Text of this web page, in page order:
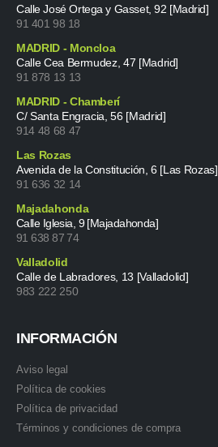
Calle José Ortega y Gasset, 92 [Madrid]
91 401 98 18
MADRID - Moncloa
Calle Cea Bermudez, 47 [Madrid]
91 878 13 13
MADRID - Chamberí
C/ Santa Engracia, 56 [Madrid]
914 48 68 47
Las Rozas
Avenida de la Constitución, 6 [Las Rozas]
91 636 32 14
Majadahonda
Calle Iglesia, 9 [Majadahonda]
91 638 87 74
Valladolid
Calle de Labradores, 13 [Valladolid]
983 222 250
INFORMACIÓN
Aviso legal
Política de cookies
Política de privacidad
Términos y condiciones de compra